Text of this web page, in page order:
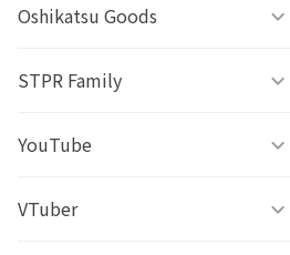
Oshikatsu Goods
うちわシール
ファミッペ
うちわ背景
STPR Family
AMPTAKｘCOLORS
すとぷり
YouTube
ねこほうチャンネル
VTuber